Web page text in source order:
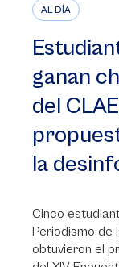
AL DÍA
ganan
del
la
Cinco
Periodismo de
obtuvieron el